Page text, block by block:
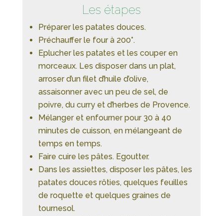
Les étapes
Préparer les patates douces.
Préchauffer le four à 200°.
Eplucher les patates et les couper en
morceaux. Les disposer dans un plat,
arroser d’un filet d’huile d’olive,
assaisonner avec un peu de sel, de
poivre, du curry et d’herbes de Provence.
Mélanger et enfourner pour 30 à 40
minutes de cuisson, en mélangeant de
temps en temps.
Faire cuire les pâtes. Egoutter.
Dans les assiettes, disposer les pâtes, les
patates douces rôties, quelques feuilles
de roquette et quelques graines de
tournesol.